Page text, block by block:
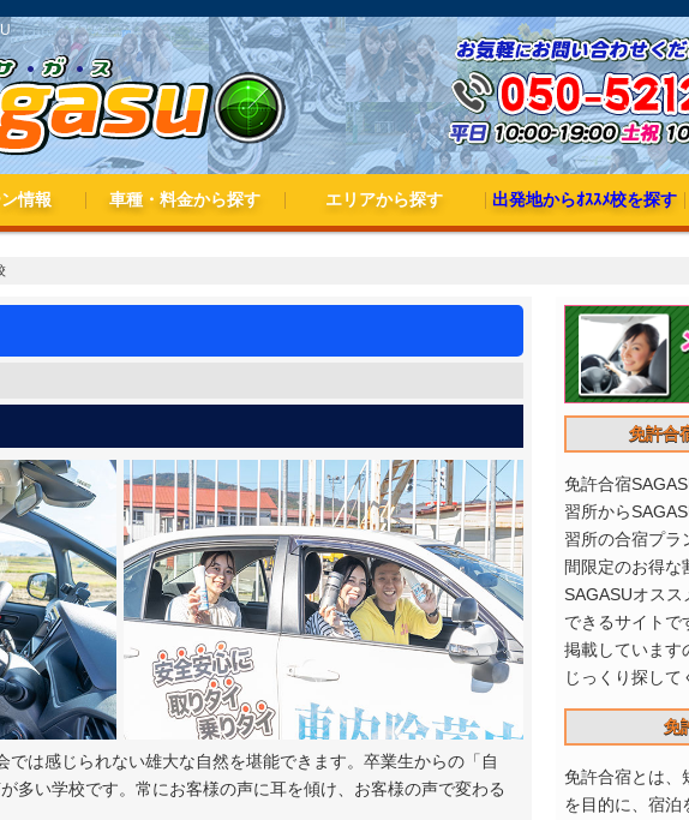
情報 車種・料金から探す エリアから探す 出発地からｵｽｽﾒ校を探す
では感じられない雄大な自然を堪能できます。卒業生からの「自
多い学校です。常にお客様の声に耳を傾け、お客様の声で変わる
免許合
免許合宿
習所から
習所の合宿プラ
間限定のお得な
SAGASUオス
できるサイトで
掲載しています
じっくり探して
免
免許合宿とは、
を目的に、宿泊